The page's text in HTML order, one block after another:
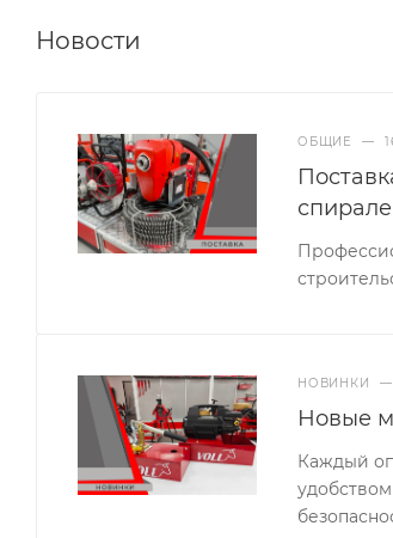
Новости
ОБЩИЕ —
НОВИНКИ —
Новые
Каждый